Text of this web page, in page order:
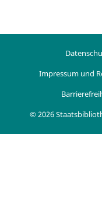
Impressum und
© 2026